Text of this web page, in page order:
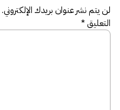
لن يتم نشر عنوان بريدك الإلكتروني.
التعليق*